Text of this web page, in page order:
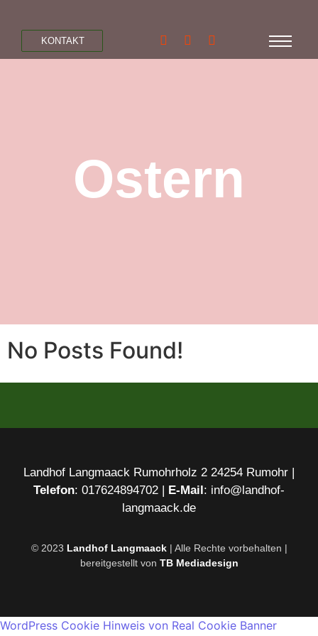
KONTAKT
Ostern
No Posts Found!
Landhof Langmaack Rumohrholz 2 24254 Rumohr |
Telefon: 017624894702 | E-Mail: info@landhof-
langmaack.de
© 2023 Landhof Langmaack| Alle Rechte vorbehalten |
bereitgestellt von TB Mediadesign
WordPress Cookie Hinweis von Real Cookie Banner